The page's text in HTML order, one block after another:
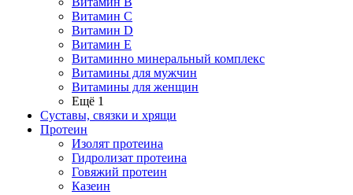
Витамин C
Витамин D
Витамин E
Витаминно минеральный комплекс
Витамины для мужчин
Витамины для женщин
Ещё 1
Суставы, связки и хрящи
Протеин
Изолят протеина
Гидролизат протеина
Говяжий протеин
Казеин